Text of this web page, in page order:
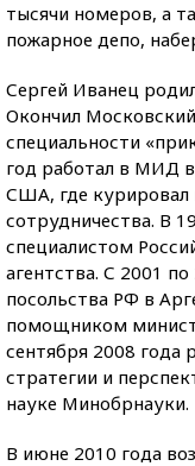
тысячи номеров, а
пожарное депо,
Сергей Иванец
Окончил
специальности
год работал в МИД
США, где курировал
сотрудничества. В
специалистом
агентства. С 2001
посольства РФ в
помощником
сентября 2008 года
стратегии и
науке Минобрнауки.
В июне 2010 года